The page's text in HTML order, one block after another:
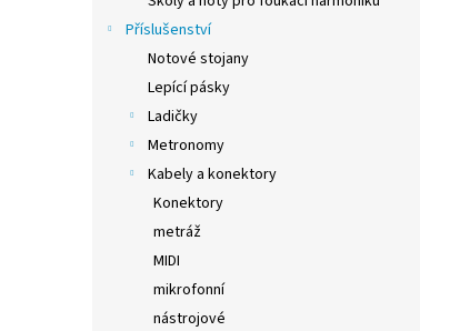
Příslušenství
Notové stojany
Lepící pásky
Ladičky
Metronomy
Kabely a konektory
Konektory
metráž
MIDI
mikrofonní
nástrojové